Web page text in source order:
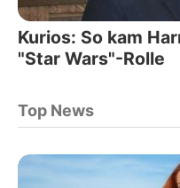
Kurios: So kam
"Star Wars"-Rolle
Top News